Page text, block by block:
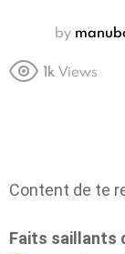
by
1k Views
Content de te
Faits saillants